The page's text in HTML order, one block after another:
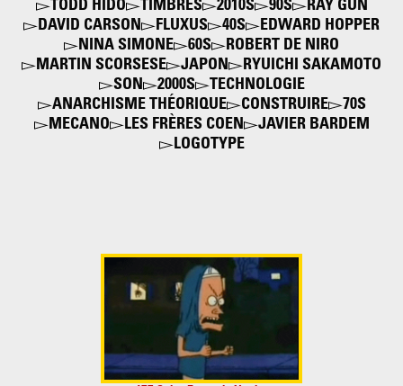
TODD HIDO
TIMBRES 2010S 90S
RAY GUN
DAVID CARSON
FLUXUS 40S
EDWARD HOPPER
NINA SIMONE
60S
ROBERT DE NIRO
MARTIN SCORSESE
JAPON
RYUICHI SAKAMOTO
SON
2000S
TECHNOLOGIE
ANARCHISME THÉORIQUE
CONSTRUIRE
70S
MECANO
LES FRÈRES COEN
JAVIER BARDEM
LOGOTYPE